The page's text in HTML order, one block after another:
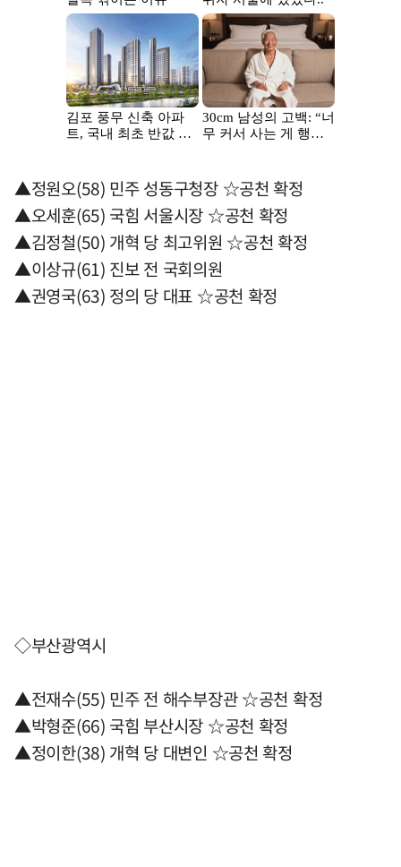
▲정원오(58) 민주 성동구청장 ☆공천 확정
▲오세훈(65) 국힘 서울시장 ☆공천 확정
▲김정철(50) 개혁 당 최고위원 ☆공천 확정
▲이상규(61) 진보 전 국회의원
▲권영국(63) 정의 당 대표 ☆공천 확정
◇부산광역시
▲전재수(55) 민주 전 해수부장관 ☆공천 확정
▲박형준(66) 국힘 부산시장 ☆공천 확정
▲정이한(38) 개혁 당 대변인 ☆공천 확정